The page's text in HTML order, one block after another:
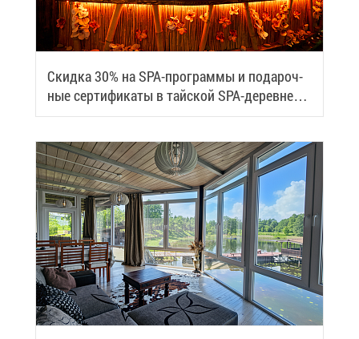
Скид­ка 30% на SPA-про­грам­мы и по­да­роч­
ные сер­ти­фи­ка­ты в тай­ской SPA-де­ревне
Samui